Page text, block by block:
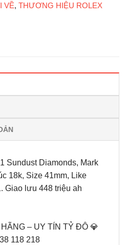
VỀ, THƯƠNG HIỆU ROLEX
Sundust Diamonds, Mark
18k, Size 41mm, Like
Giao lưu 448 triệu ah
– UY TÍN TỶ ĐÔ 💎
118 218